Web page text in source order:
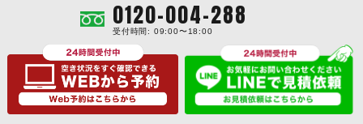
0120-004-288
受付時間: 09:00〜18:00